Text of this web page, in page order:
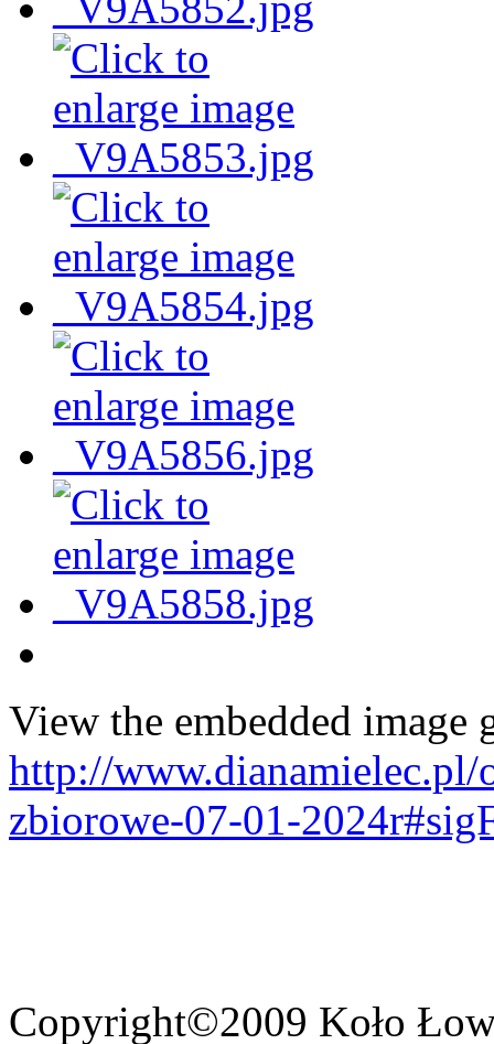
View the embedded image
http://
zbiorowe-07-01-
Copyright©2009 Koło